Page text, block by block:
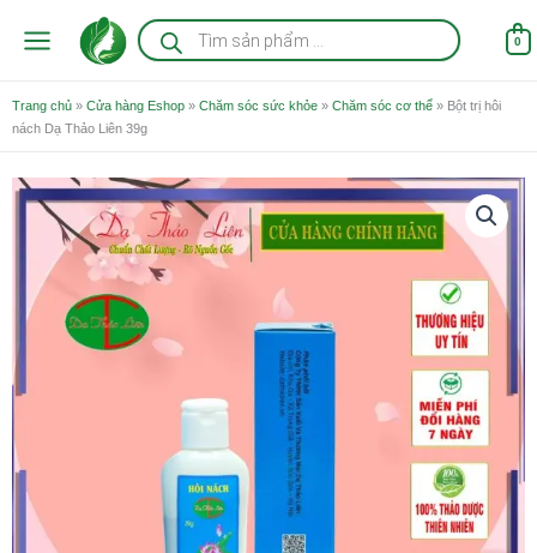
Tìm
kiếm
sản
0
Trang chủ » Cửa hàng Eshop » Chăm sóc sức khỏe » Chăm sóc cơ thể » Bột trị hôi
nách Dạ Thảo Liên 39g